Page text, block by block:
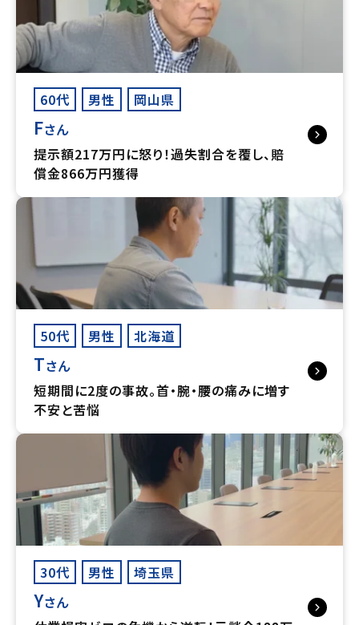
60代 男性 岡山県
Fさん
提示額217万円に怒り！過失割合を覆し、賠
償金866万円獲得
50代 男性 北海道
Tさん
短期間に2度の事故。首・腕・腰の痛みに増す
不安と苦悩
30代 男性 埼玉県
Yさん